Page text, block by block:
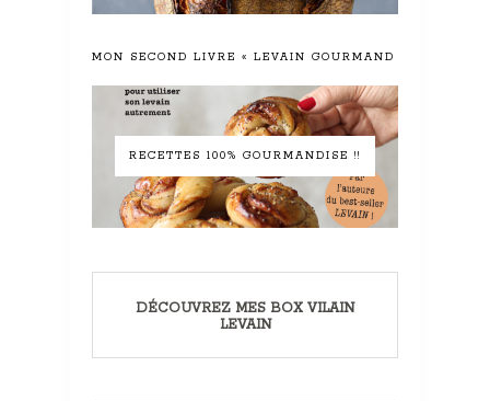
MON SECOND LIVRE « LEVAIN GOURMAND »
RECETTES 100% GOURMANDISE !!
DÉCOUVREZ MES BOX VILAIN
LEVAIN